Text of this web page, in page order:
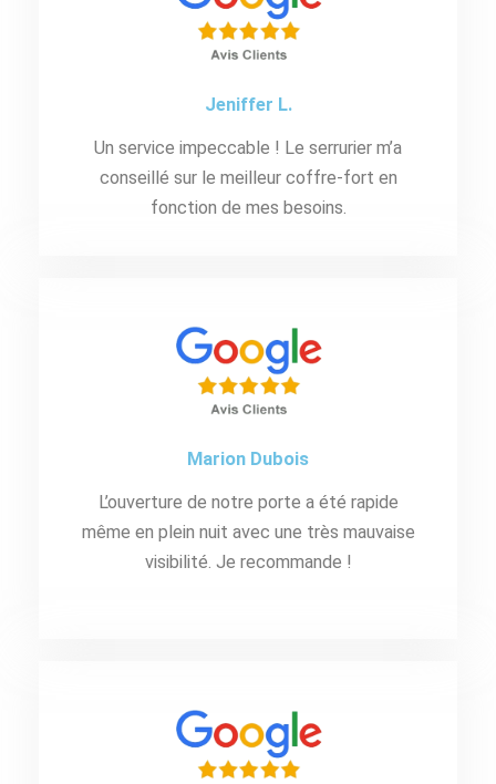
Jeniffer L.
Un service impeccable ! Le serrurier m’a
conseillé sur le meilleur coffre-fort en
fonction de mes besoins.
Marion Dubois
L’ouverture de notre porte a été rapide
même en plein nuit avec une très mauvaise
visibilité. Je recommande !